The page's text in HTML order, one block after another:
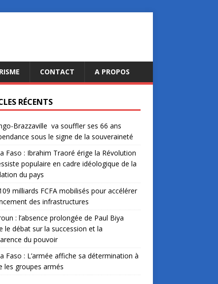
CONTACT A PROPOS
RÉCENTS
Brazzaville va souffler ses 66 ans
sous le signe de la souveraineté
Faso : Ibrahim Traoré érige la Révolution
populaire en cadre idéologique de la
du pays
milliards FCFA mobilisés pour accélérer
des infrastructures
: l’absence prolongée de Paul Biya
le débat sur la succession et la
du pouvoir
Faso : L’armée affiche sa détermination à
les groupes armés